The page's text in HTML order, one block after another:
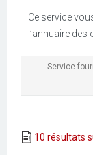
Ce service
l’annuaire
Service
10 résultats